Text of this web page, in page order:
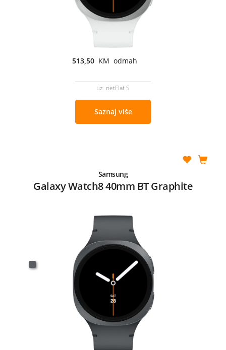
513,50 KM odmah
uz netFlat S
Saznaj više
Samsung
Galaxy Watch8 40mm BT Graphite